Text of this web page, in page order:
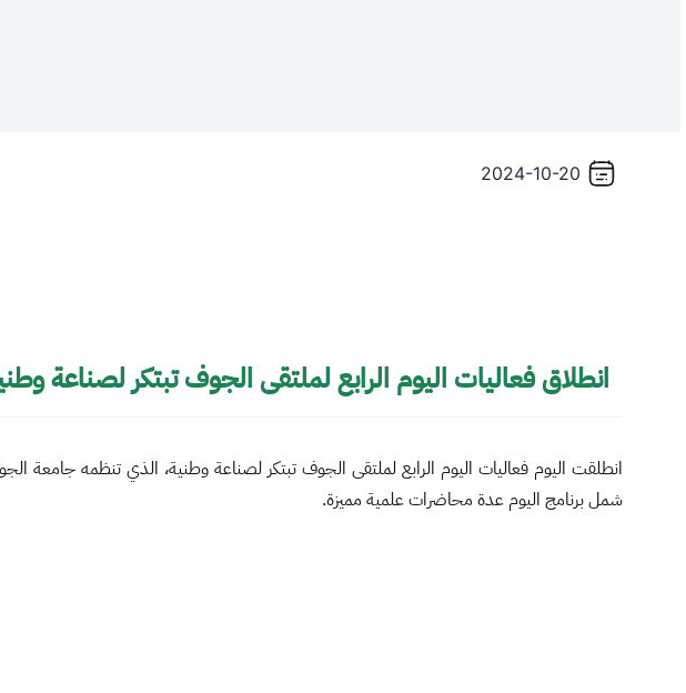
2024-10-20
انطلاق فعاليات اليوم الرابع لملتقى الجوف تبتكر لصناعة
انطلقت اليوم فعاليات اليوم الرابع لملتقى الجوف تبتكر لصناعة وطنية، الذي تنظمه جامعة
شمل برنامج اليوم عدة محاضرات علمية مميزة.